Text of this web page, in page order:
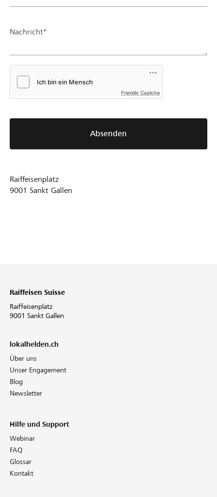
Nachricht*
Friendly Captcha
Absenden
Raiffeisenplatz
9001 Sankt Gallen
Raiffeisen Suisse
Raiffeisenplatz
9001 Sankt Gallen
lokalhelden.ch
Über uns
Unser Engagement
Blog
Newsletter
Hilfe und Support
Webinar
FAQ
Glossar
Kontakt